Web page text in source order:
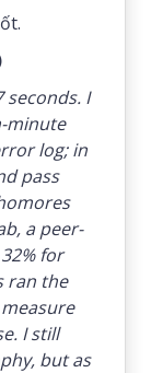
seconds. I
minute
log; in
pass
a peer-
for
ran the
I still
but as